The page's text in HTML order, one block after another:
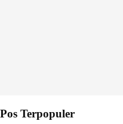
Pos Terpopuler